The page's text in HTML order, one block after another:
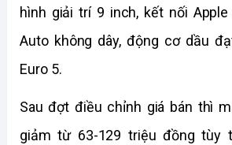
hình giải trí 9 inch, kết nối Apple
Auto không dây, động cơ dầu
Euro 5.
Sau đợt điều chỉnh giá bán thì
giảm từ 63-129 triệu đồng tùy